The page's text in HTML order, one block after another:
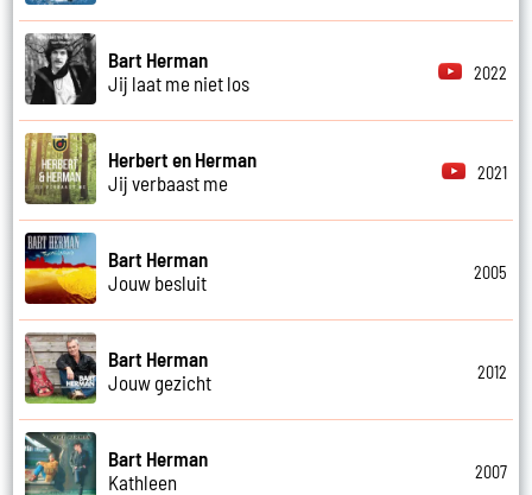
Bart Herman
Jij laat me niet los
2022
Herbert en Herman
Jij verbaast me
2021
Bart Herman
Jouw besluit
2005
Bart Herman
Jouw gezicht
2012
Bart Herman
Kathleen
2007